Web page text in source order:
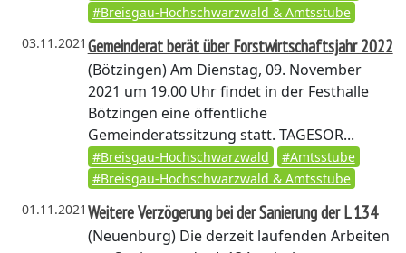
#Breisgau-Hochschwarzwald & Amtsstube
03.11.2021 Gemeinderat berät über Forstwirtschaftsjahr 2022
(Bötzingen)Am Dienstag, 09. November
2021 um 19.00 Uhr findet in der Festhalle
Bötzingen eine öffentliche
Gemeinderatssitzung statt. TAGESOR...
#Breisgau-Hochschwarzwald
#Amtsstube
#Breisgau-Hochschwarzwald & Amtsstube
01.11.2021 Weitere Verzögerung bei der Sanierung der L 134
(Neuenburg)Die derzeit laufenden Arbeiten